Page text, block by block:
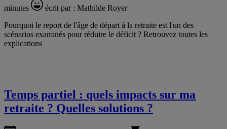
minutes
écrit par : Mathilde Royer
Pourquoi le report de l'âge de départ à la retraite est l'un des
scénarios examinés pour réduire le déficit ? Retrouvez toutes les
explications
Temps partiel : quels impacts sur ma
retraite ? Quelles solutions ?